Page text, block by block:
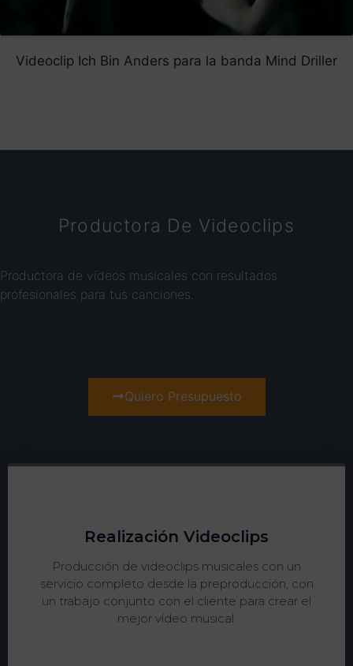
Videoclip Ich Bin Anders para la banda Mind Driller
Productora De Videoclips
Productora de vídeos musicales con resultados
profesionales para tus canciones.
Quiero Presupuesto
Realización Videoclips
Producción de videoclips musicales con un
servicio completo desde la preproducción, con
un trabajo conjunto con el cliente para crear el
mejor vídeo musical.